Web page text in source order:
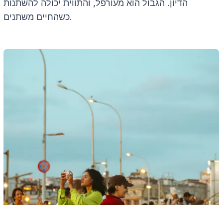
הדיון. הגבול הוא מעורפל, והתווית יכולה להשתנות
כשהחיים משתנים.